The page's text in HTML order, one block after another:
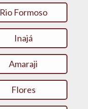
Rio Formoso
Inajá
Amaraji
Flores